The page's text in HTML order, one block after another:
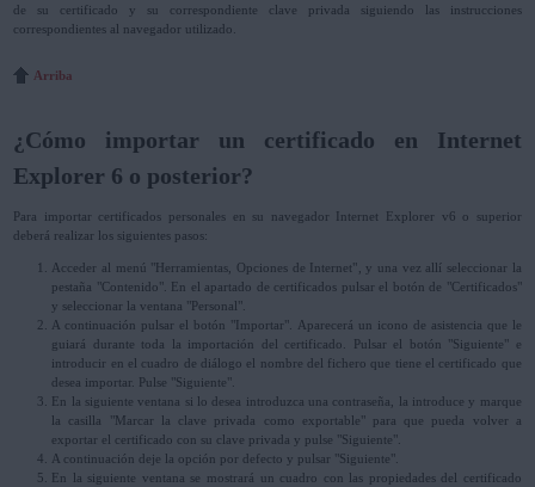
de su certificado y su correspondiente clave privada siguiendo las instrucciones
correspondientes al navegador utilizado.
Arriba
¿Cómo importar un certificado en Internet
Explorer 6 o posterior?
Para importar certificados personales en su navegador Internet Explorer v6 o superior
deberá realizar los siguientes pasos:
Acceder al menú "Herramientas, Opciones de Internet", y una vez allí seleccionar la
pestaña "Contenido". En el apartado de certificados pulsar el botón de "Certificados"
y seleccionar la ventana "Personal".
A continuación pulsar el botón "Importar". Aparecerá un icono de asistencia que le
guiará durante toda la importación del certificado. Pulsar el botón "Siguiente" e
introducir en el cuadro de diálogo el nombre del fichero que tiene el certificado que
desea importar. Pulse "Siguiente".
En la siguiente ventana si lo desea introduzca una contraseña, la introduce y marque
la casilla "Marcar la clave privada como exportable" para que pueda volver a
exportar el certificado con su clave privada y pulse "Siguiente".
A continuación deje la opción por defecto y pulsar "Siguiente".
En la siguiente ventana se mostrará un cuadro con las propiedades del certificado